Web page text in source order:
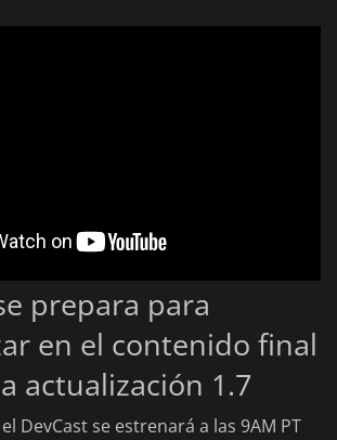
prepara para
en el contenido final
actualización 1.7
DevCast se estrenará a las 9AM PT